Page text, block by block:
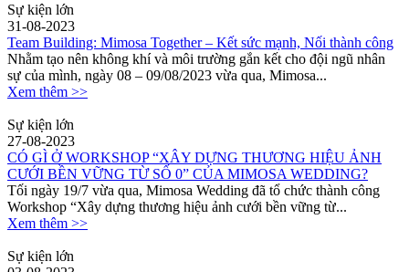
Sự kiện lớn
31-08-2023
Team Building: Mimosa Together – Kết sức mạnh, Nối thành công
Nhằm tạo nên không khí và môi trường gắn kết cho đội ngũ nhân
sự của mình, ngày 08 – 09/08/2023 vừa qua, Mimosa...
Xem thêm >>
Sự kiện lớn
27-08-2023
CÓ GÌ Ở WORKSHOP “XÂY DỰNG THƯƠNG HIỆU ẢNH
CƯỚI BỀN VỮNG TỪ SỐ 0” CỦA MIMOSA WEDDING?
Tối ngày 19/7 vừa qua, Mimosa Wedding đã tổ chức thành công
Workshop “Xây dựng thương hiệu ảnh cưới bền vững từ...
Xem thêm >>
Sự kiện lớn